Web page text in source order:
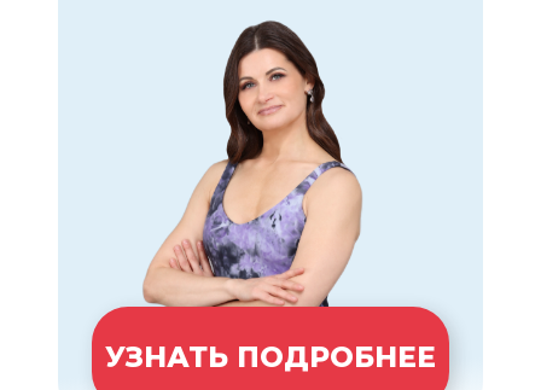
УЗНАТЬ ПОДРОБНЕЕ